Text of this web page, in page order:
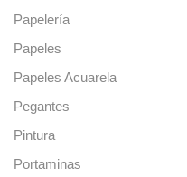
Papelería
Papeles
Papeles Acuarela
Pegantes
Pintura
Portaminas